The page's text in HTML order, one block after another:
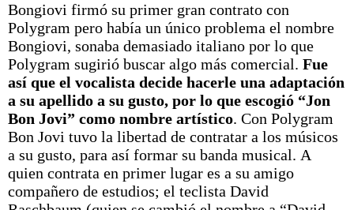
Bongiovi firmó su primer gran contrato con
Polygram pero había un único problema el nombre
Bongiovi, sonaba demasiado italiano por lo que
Polygram sugirió buscar algo más comercial. Fue
así que el vocalista decide hacerle una adaptación
a su apellido a su gusto, por lo que escogió “Jon
Bon Jovi” como nombre artístico. Con Polygram
Bon Jovi tuvo la libertad de contratar a los músicos
a su gusto, para así formar su banda musical. A
quien contrata en primer lugar es a su amigo
compañero de estudios; el teclista David